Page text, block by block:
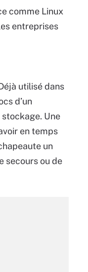
comme Linux
entreprises
utilisé dans
d’un
Une
en temps
un
secours ou de